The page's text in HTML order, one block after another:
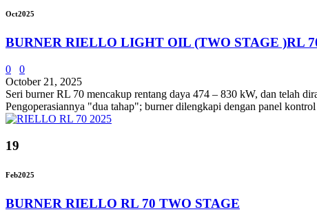
Oct2025
BURNER RIELLO LIGHT OIL (TWO STAGE )RL
0
0
October 21, 2025
Seri burner RL 70 mencakup rentang daya 474 – 830 kW, dan telah
Pengoperasiannya "dua tahap"; burner dilengkapi dengan panel
19
Feb2025
BURNER RIELLO RL 70 TWO STAGE